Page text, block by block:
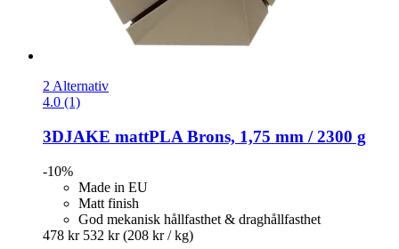
2 Alternativ
4.0 (1)
3DJAKE mattPLA Brons, 1,75 mm / 2300 g
-10%
Made in EU
Matt finish
God mekanisk hållfasthet & draghållfasthet
478 kr 532 kr (208 kr / kg)